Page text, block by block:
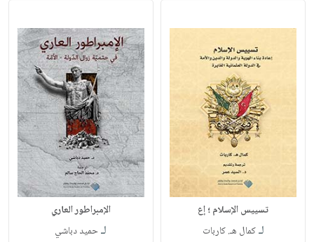
تسييس الإسلام ؛ إع
لـكمال هـ. كاربات
الإمبراطور العاري
لـحميد دباشي